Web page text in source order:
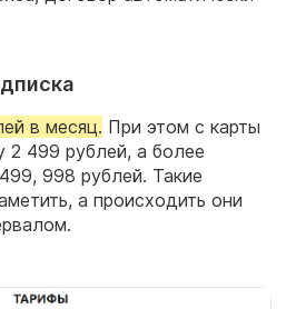
в месяц. При этом с карты
2 499 рублей, а более
998 рублей. Такие
а происходить они